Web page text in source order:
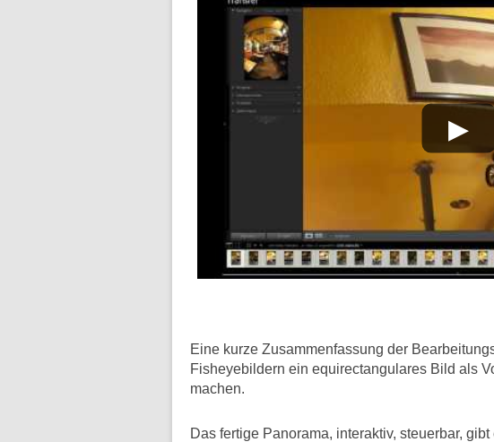
Eine kurze Zusammenfassung der
Fisheyebildern ein equirectangulares Bild als
machen.
Das fertige Panorama, interaktiv, steuerbar, gibt